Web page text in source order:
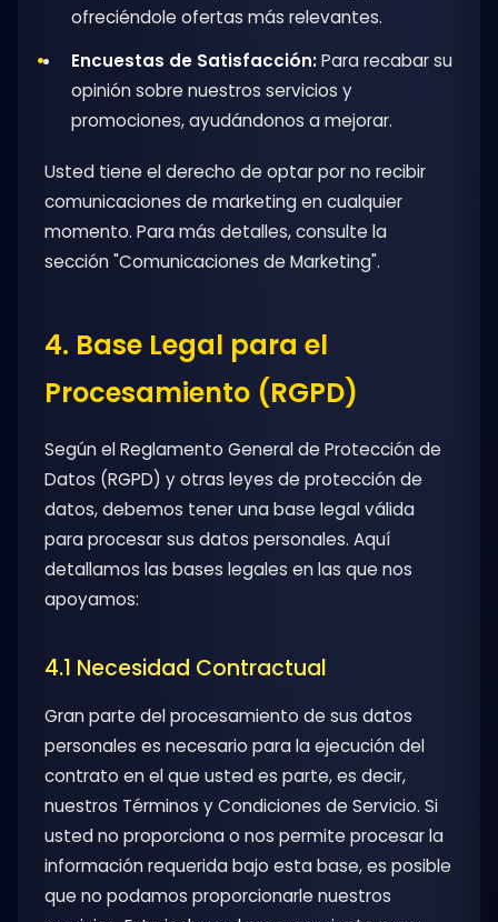
ofreciéndole ofertas más relevantes.
Encuestas de Satisfacción:Para recabar su
opinión sobre nuestros servicios y
promociones, ayudándonos a mejorar.
Usted tiene el derecho de optar por no recibir
comunicaciones de marketing en cualquier
momento. Para más detalles, consulte la
sección "Comunicaciones de Marketing".
4. Base Legal para el
Procesamiento (RGPD)
Según el Reglamento General de Protección de
Datos (RGPD) y otras leyes de protección de
datos, debemos tener una base legal válida
para procesar sus datos personales. Aquí
detallamos las bases legales en las que nos
apoyamos:
4.1 Necesidad Contractual
Gran parte del procesamiento de sus datos
personales es necesario para la ejecución del
contrato en el que usted es parte, es decir,
nuestros Términos y Condiciones de Servicio. Si
usted no proporciona o nos permite procesar la
información requerida bajo esta base, es posible
que no podamos proporcionarle nuestros